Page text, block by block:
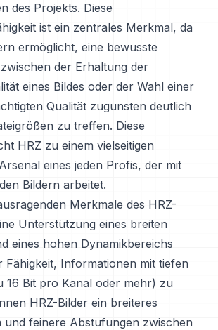
des Projekts. Diese
ist ein zentrales Merkmal, da
ermöglicht, eine bewusste
der Erhaltung der
eines Bildes oder der Wahl einer
Qualität zugunsten deutlich
zu treffen. Diese
HRZ zu einem vielseitigen
eines jeden Profis, der mit
Bildern arbeitet.
Merkmale des HRZ-
Unterstützung eines breiten
eines hohen Dynamikbereichs
Fähigkeit, Informationen mit tiefen
16 Bit pro Kanal oder mehr) zu
HRZ-Bilder ein breiteres
und feinere Abstufungen zwischen